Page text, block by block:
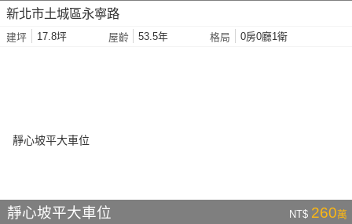
新北市土城區永寧路
建坪 17.8坪 屋齡 53.5年 格局 0房0廳1衛
靜心坡平大車位 NT$ 260萬